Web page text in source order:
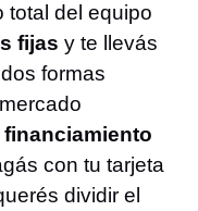
total del equipo
fijas y te llevás
formas
financiamiento
con tu tarjeta
dividir el